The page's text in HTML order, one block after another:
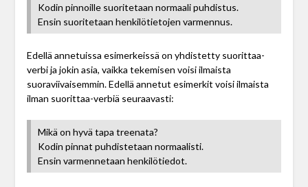
Kodin pinnoille suoritetaan normaali puhdistus.
Ensin suoritetaan henkilötietojen varmennus.
Edellä annetuissa esimerkeissä on yhdistetty suorittaa-
verbi ja jokin asia, vaikka tekemisen voisi ilmaista
suoraviivaisemmin. Edellä annetut esimerkit voisi ilmaista
ilman suorittaa-verbiä seuraavasti:
Mikä on hyvä tapa treenata?
Kodin pinnat puhdistetaan normaalisti.
Ensin varmennetaan henkilötiedot.